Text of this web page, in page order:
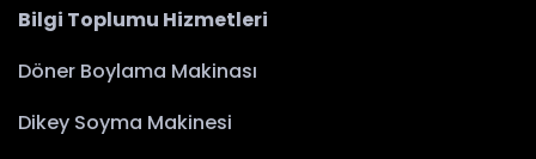
Bilgi Toplumu Hizmetleri
Döner Boylama Makinası
Dikey Soyma Makinesi